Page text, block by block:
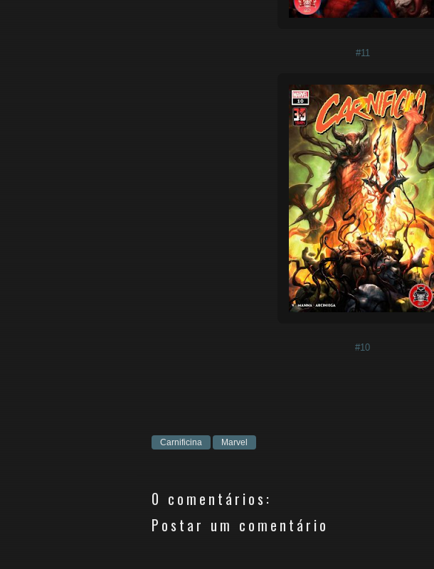
#11
#10
Carnificina Marvel
0 comentários:
Postar um comentário